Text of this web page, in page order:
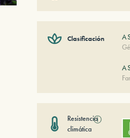
Clasificación
Resistencia
climática
ⓘ